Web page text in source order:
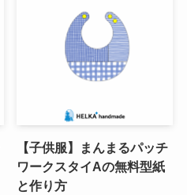
【子供服】まんまるパッチ
ワークスタイAの無料型紙
と作り方